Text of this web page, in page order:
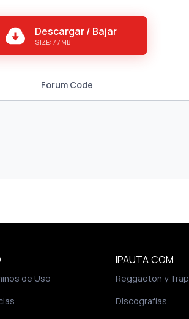
Descargar / Bajar
SIZE: 7.7 MB
Forum Code
de Uso
IPAUTA.COM
Reggaeton y Trap
Discografías